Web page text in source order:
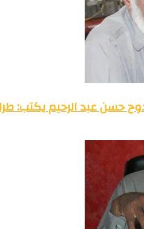
حسن عبد الرحيم يكتب: